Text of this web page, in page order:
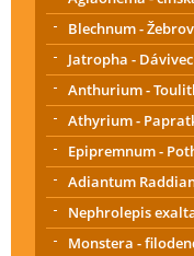
Blechnum -
Jatropha - Dávivec
Anthurium -
Athyrium -
Epipremnum -
Adiantum
Nephrolepis
Monstera -